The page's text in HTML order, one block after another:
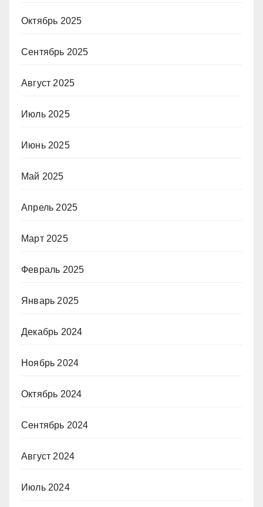
Октябрь 2025
Сентябрь 2025
Август 2025
Июль 2025
Июнь 2025
Май 2025
Апрель 2025
Март 2025
Февраль 2025
Январь 2025
Декабрь 2024
Ноябрь 2024
Октябрь 2024
Сентябрь 2024
Август 2024
Июль 2024